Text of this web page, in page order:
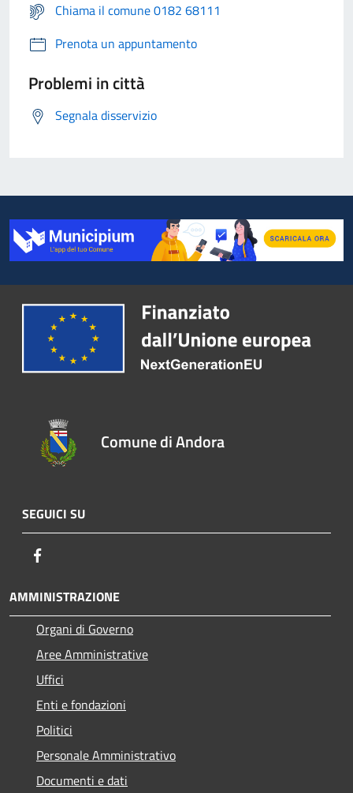
Chiama il comune 0182 68111
Prenota un appuntamento
Problemi in città
Segnala disservizio
Comune di Andora
SEGUICI SU
AMMINISTRAZIONE
Organi di Governo
Aree Amministrative
Uffici
Enti e fondazioni
Politici
Personale Amministrativo
Documenti e dati